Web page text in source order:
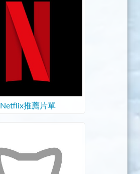
Netflix推薦片單